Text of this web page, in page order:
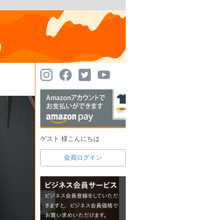
ゲスト 様こんにちは
会員ログイン